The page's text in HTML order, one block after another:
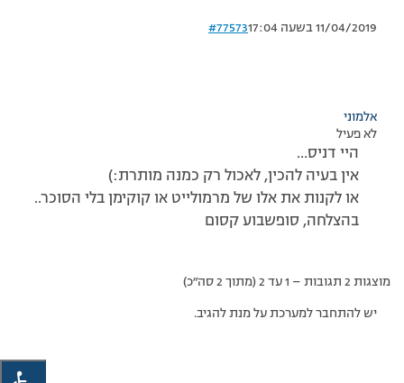
11/04/2019 בשעה 17:04 #77573
אלמוני
לא פעיל
היי דניס…
אין בעיה להכין, לאכול רק כמנה מותרת:)
או לקנות את אלו של מרמולייט או קוקימן בלי הסוכר..
בהצלחה, סופשבוע קסום
מוצגות 2 תגובות – 1 עד 2 (מתוך 2 סה״כ)
יש להתחבר למערכת על מנת להגיב.